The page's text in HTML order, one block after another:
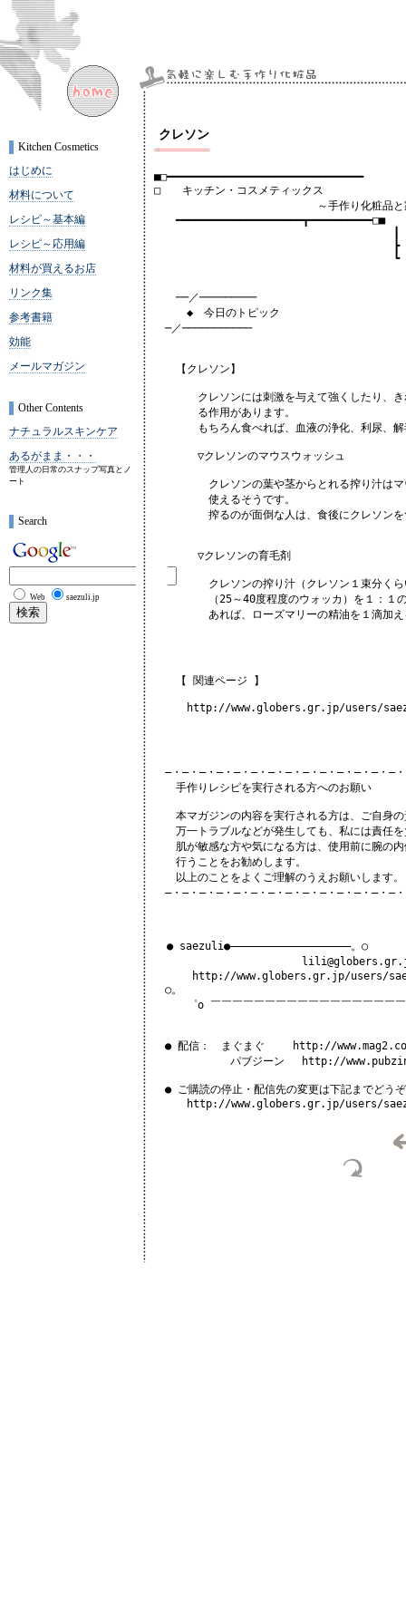
クレソン
■□━━━━━━━━━━━━━━━━━━━━━━━━━━━━━━━
□　　キッチン・コスメティックス
～手作り化粧品と家庭薬の
━━━━━━━━━━━━━━━━━━━━┳━━━━━━━━━━□■
┣ vol.:
┗ date:
──／─────────
◆　今日のトピック
─／───────────
【クレソン】
クレソンには刺激を与えて強くしたり、き
る作用があります。
もちろん食べれば、血液の浄化、利尿、解
▽クレソンのマウスウォッシュ
クレソンの葉や茎からとれる搾り汁はマウ
使えるそうです。
搾るのが面倒な人は、食後にクレソンを食
▽クレソンの育毛剤
クレソンの搾り汁（クレソン１束分くらい
（25～40度程度のウォッカ）を１：１の
あれば、ローズマリーの精油を１滴加え
【 関連ページ 】
http://www.globers.gr.jp/users/
―・―・―・―・―・―・―・―・―・―・―・―・―・―
手作りレシピを実行される方へのお願い
本マガジンの内容を実行される方は、ご自身の
万一トラブルなどが発生しても、私には責任を
肌が敏感な方や気になる方は、使用前に腕の内
行うことをお勧めします。
以上のことをよくご理解のうえお願いします。
―・―・―・―・―・―・―・―・―・―・―・―・―・―
  ● saezuli●―――――――――――――――――――。○
lili@globers.gr.jp
http://www.globers.gr.jp/users/
○。
゜o ￣￣￣￣￣￣￣￣￣￣￣￣￣￣￣￣￣￣
● 配信：　まぐまぐ　　 http://
パブジーン　 http://
● ご購読の停止・配信先の変更は下記までどうぞ
http://www.globers.gr.jp/users/
Kitchen Cosmetics
はじめに
材料について
レシピ～基本編
レシピ～応用編
材料が買えるお店
リンク集
参考書籍
効能
メールマガジン
Other Contents
ナチュラルスキンケア
あるがまま・・・
管理人の日常のスナップ写真とノ
ート
Search
Web saezuli.jp